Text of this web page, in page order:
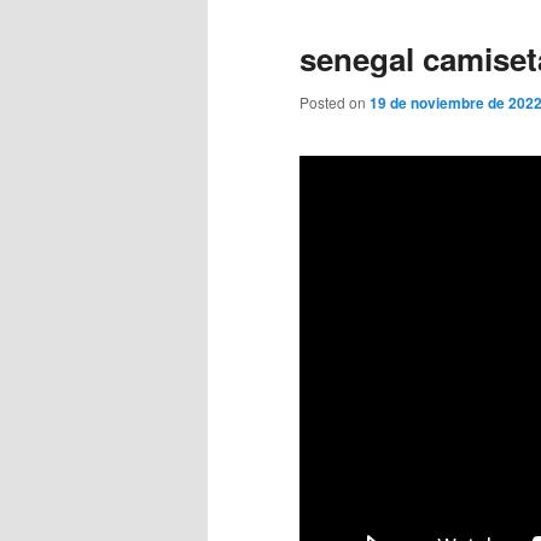
senegal
Posted on 19 de noviembre de 2022